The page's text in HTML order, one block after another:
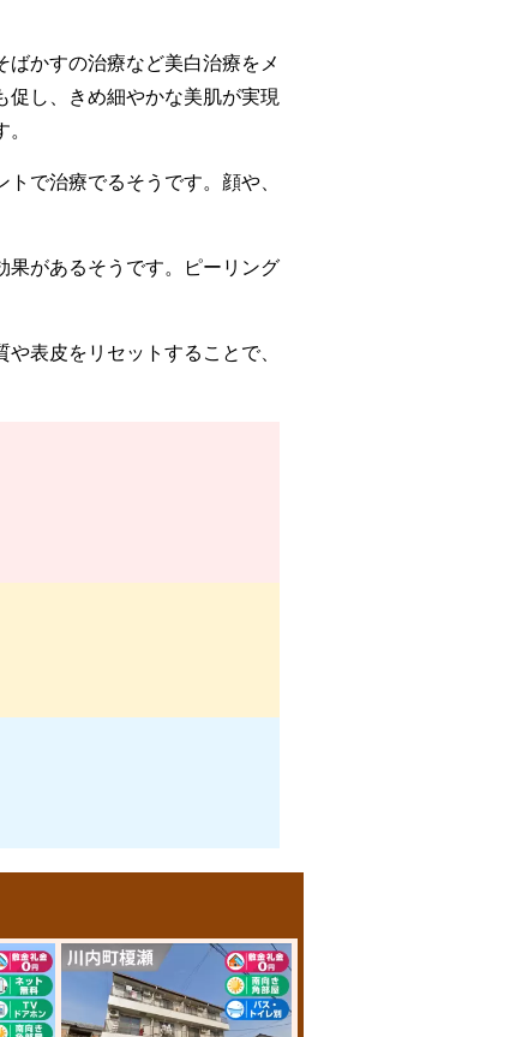
かすの治療など美白治療をメ
し、きめ細やかな美肌が実現
で治療でるそうです。顔や、
果があるそうです。ピーリング
表皮をリセットすることで、